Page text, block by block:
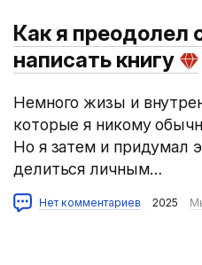
Как я преодолел
написать книгу
Немного жизы и
которые я никому
Но я затем и придумал
делиться личным…
Нет комментариев 2025